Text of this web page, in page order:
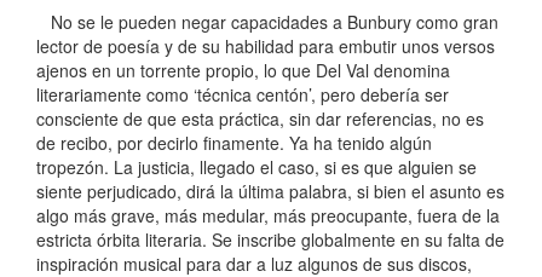
No se le pueden negar capacidades a Bunbury como gran
lector de poesía y de su habilidad para embutir unos versos
ajenos en un torrente propio, lo que Del Val denomina
literariamente como ‘técnica centón’, pero debería ser
consciente de que esta práctica, sin dar referencias, no es
de recibo, por decirlo finamente. Ya ha tenido algún
tropezón. La justicia, llegado el caso, si es que alguien se
siente perjudicado, dirá la última palabra, si bien el asunto es
algo más grave, más medular, más preocupante, fuera de la
estricta órbita literaria. Se inscribe globalmente en su falta de
inspiración musical para dar a luz algunos de sus discos,